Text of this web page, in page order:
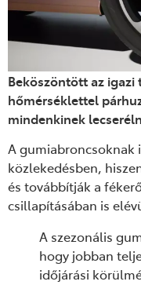
Beköszöntött az igazi
hőmérséklettel
mindenkinek
A gumiabroncsoknak
közlekedésben,
és továbbítják a
csillapításában is
A szezonális
hogy jobban
időjárási